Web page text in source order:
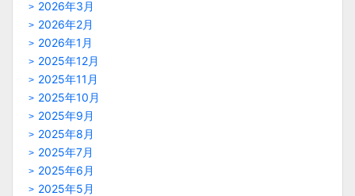
2026年3月
2026年2月
2026年1月
2025年12月
2025年11月
2025年10月
2025年9月
2025年8月
2025年7月
2025年6月
2025年5月